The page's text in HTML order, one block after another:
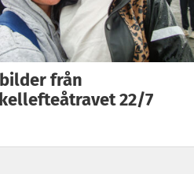
från
22/7